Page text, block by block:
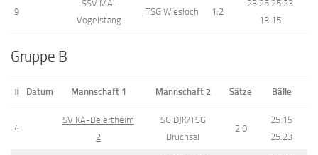
9
SSV MA-
Vogelstang
TSG Wiesloch 1:2
23:25 25:23
13:15
Gruppe B
# Datum Mannschaft 1 Mannschaft 2 Sätze Bälle
4
SV KA-Beiertheim
2
SG DJK/TSG
Bruchsal
2:0
25:15
25:23